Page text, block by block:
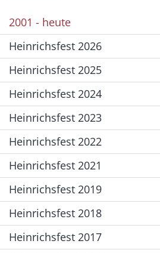
2001 - heute
Heinrichsfest 2026
Heinrichsfest 2025
Heinrichsfest 2024
Heinrichsfest 2023
Heinrichsfest 2022
Heinrichsfest 2021
Heinrichsfest 2019
Heinrichsfest 2018
Heinrichsfest 2017